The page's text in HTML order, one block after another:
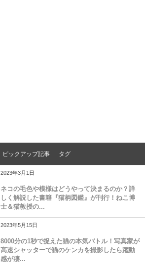
ピックアップ記事 タグ
2023年3月1日
ネコの毛色や模様はどうやって決まるのか？詳
しく解説した書籍『猫柄図鑑』が刊行！ねこ博
士＆猫教授の...
2023年5月15日
8000分の1秒で捉えた猫の本気バトル！写真家が
高速シャッターで猫のケンカを撮影したら躍動
感が凄...